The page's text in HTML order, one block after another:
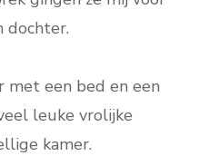
dochter.
met een bed en een
leuke vrolijke
kamer.